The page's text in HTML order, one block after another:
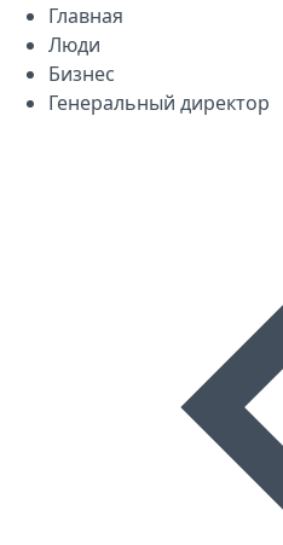
Главная
Люди
Бизнес
Генеральный директор